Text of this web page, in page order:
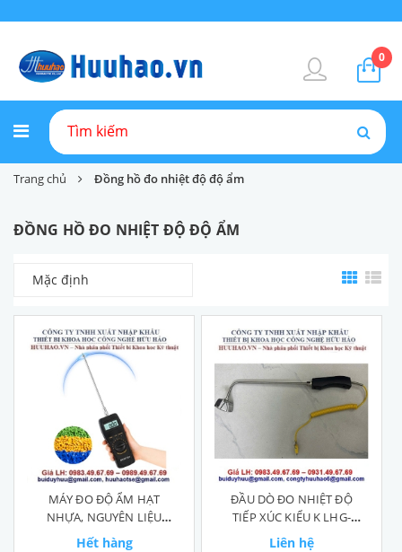
0
Trang chủ Đồng hồ đo nhiệt độ độ ẩm
ĐỒNG HỒ ĐO NHIỆT ĐỘ ĐỘ ẨM
Mặc định
MÁY ĐO ĐỘ ẨM HẠT
NHỰA, NGUYÊN LIỆU
HÓA CHẤT JK-100C
Hết hàng
ĐẦU DÒ ĐO NHIỆT ĐỘ
TIẾP XÚC KIỂU K LHG-
600℃
Liên hệ